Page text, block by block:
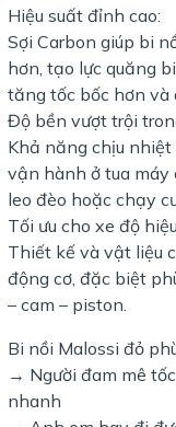
Hiệu suất đỉnh cao:
Sợi Carbon giúp bi
hơn, tạo lực quăng
tăng tốc bốc hơn và
Độ bền vượt trội
Khả năng chịu
vận hành ở tua máy
leo đèo hoặc chạy
Tối ưu cho xe độ
Thiết kế và vật liệu
động cơ, đặc biệt
– cam – piston.
Bi nồi Malossi đỏ
→ Người đam mê
nhanh